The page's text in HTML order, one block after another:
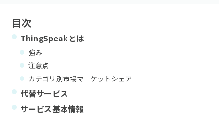
目次
ThingSpeakとは
強み
注意点
カテゴリ別市場マーケットシェア
代替サービス
サービス基本情報